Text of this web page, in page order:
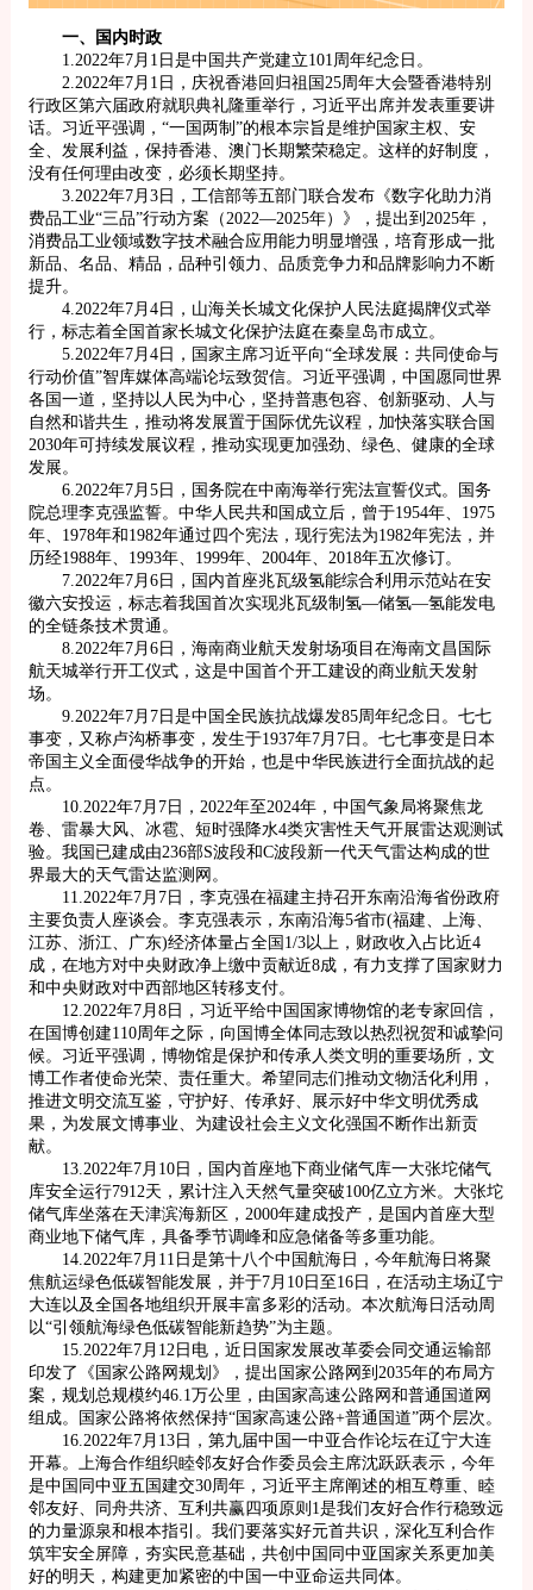
一、国内时政
1.2022年7月1日是中国共产党建立101周年纪念日。
2.2022年7月1日，庆祝香港回归祖国25周年大会暨香港特别
行政区第六届政府就职典礼隆重举行，习近平出席并发表重要讲
话。习近平强调，“一国两制”的根本宗旨是维护国家主权、安
全、发展利益，保持香港、澳门长期繁荣稳定。这样的好制度，
没有任何理由改变，必须长期坚持。
3.2022年7月3日，工信部等五部门联合发布《数字化助力消
费品工业“三品”行动方案（2022—2025年）》，提出到2025年，
消费品工业领域数字技术融合应用能力明显增强，培育形成一批
新品、名品、精品，品种引领力、品质竞争力和品牌影响力不断
提升。
4.2022年7月4日，山海关长城文化保护人民法庭揭牌仪式举
行，标志着全国首家长城文化保护法庭在秦皇岛市成立。
5.2022年7月4日，国家主席习近平向“全球发展：共同使命与
行动价值”智库媒体高端论坛致贺信。习近平强调，中国愿同世界
各国一道，坚持以人民为中心，坚持普惠包容、创新驱动、人与
自然和谐共生，推动将发展置于国际优先议程，加快落实联合国
2030年可持续发展议程，推动实现更加强劲、绿色、健康的全球
发展。
6.2022年7月5日，国务院在中南海举行宪法宣誓仪式。国务
院总理李克强监誓。中华人民共和国成立后，曾于1954年、1975
年、1978年和1982年通过四个宪法，现行宪法为1982年宪法，并
历经1988年、1993年、1999年、2004年、2018年五次修订。
7.2022年7月6日，国内首座兆瓦级氢能综合利用示范站在安
徽六安投运，标志着我国首次实现兆瓦级制氢—储氢—氢能发电
的全链条技术贯通。
8.2022年7月6日，海南商业航天发射场项目在海南文昌国际
航天城举行开工仪式，这是中国首个开工建设的商业航天发射
场。
9.2022年7月7日是中国全民族抗战爆发85周年纪念日。七七
事变，又称卢沟桥事变，发生于1937年7月7日。七七事变是日本
帝国主义全面侵华战争的开始，也是中华民族进行全面抗战的起
点。
10.2022年7月7日，2022年至2024年，中国气象局将聚焦龙
卷、雷暴大风、冰雹、短时强降水4类灾害性天气开展雷达观测试
验。我国已建成由236部S波段和C波段新一代天气雷达构成的世
界最大的天气雷达监测网。
11.2022年7月7日，李克强在福建主持召开东南沿海省份政府
主要负责人座谈会。李克强表示，东南沿海5省市(福建、上海、
江苏、浙江、广东)经济体量占全国1/3以上，财政收入占比近4
成，在地方对中央财政净上缴中贡献近8成，有力支撑了国家财力
和中央财政对中西部地区转移支付。
12.2022年7月8日，习近平给中国国家博物馆的老专家回信，
在国博创建110周年之际，向国博全体同志致以热烈祝贺和诚挚问
候。习近平强调，博物馆是保护和传承人类文明的重要场所，文
博工作者使命光荣、责任重大。希望同志们推动文物活化利用，
推进文明交流互鉴，守护好、传承好、展示好中华文明优秀成
果，为发展文博事业、为建设社会主义文化强国不断作出新贡
献。
13.2022年7月10日，国内首座地下商业储气库一大张坨储气
库安全运行7912天，累计注入天然气量突破100亿立方米。大张坨
储气库坐落在天津滨海新区，2000年建成投产，是国内首座大型
商业地下储气库，具备季节调峰和应急储备等多重功能。
14.2022年7月11日是第十八个中国航海日，今年航海日将聚
焦航运绿色低碳智能发展，并于7月10日至16日，在活动主场辽宁
大连以及全国各地组织开展丰富多彩的活动。本次航海日活动周
以“引领航海绿色低碳智能新趋势”为主题。
15.2022年7月12日电，近日国家发展改革委会同交通运输部
印发了《国家公路网规划》，提出国家公路网到2035年的布局方
案，规划总规模约46.1万公里，由国家高速公路网和普通国道网
组成。国家公路将依然保持“国家高速公路+普通国道”两个层次。
16.2022年7月13日，第九届中国一中亚合作论坛在辽宁大连
开幕。上海合作组织睦邻友好合作委员会主席沈跃跃表示，今年
是中国同中亚五国建交30周年，习近平主席阐述的相互尊重、睦
邻友好、同舟共济、互利共赢四项原则1是我们友好合作行稳致远
的力量源泉和根本指引。我们要落实好元首共识，深化互利合作
筑牢安全屏障，夯实民意基础，共创中国同中亚国家关系更加美
好的明天，构建更加紧密的中国一中亚命运共同体。